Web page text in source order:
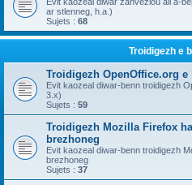
ar stlenneg, h.a.)
Sujets : 68
Troidigezh e
Troidigezh OpenOffice.org e
Evit kaozeal diwar-benn troidigezh
3.x)
Sujets : 59
Troidigezh Mozilla Firefox
brezhoneg
Evit kaozeal diwar-benn troidigezh
brezhoneg
Sujets : 37